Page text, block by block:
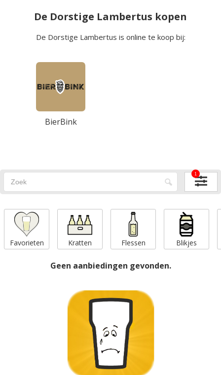
De Dorstige Lambertus kopen
De Dorstige Lambertus is online te koop bij:
BierBink
1
Favorieten Kratten Flessen Blikjes
Geen aanbiedingen gevonden.